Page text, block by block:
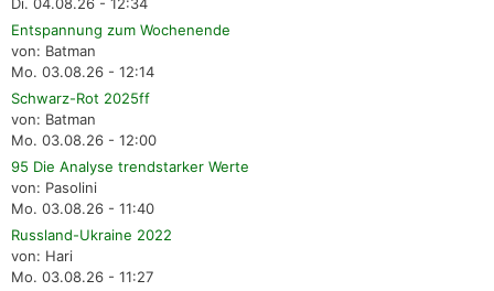
Di. 04.08.26 - 12:34
Entspannung zum Wochenende
von: Batman
Mo. 03.08.26 - 12:14
Schwarz-Rot 2025ff
von: Batman
Mo. 03.08.26 - 12:00
95 Die Analyse trendstarker Werte
von: Pasolini
Mo. 03.08.26 - 11:40
Russland-Ukraine 2022
von: Hari
Mo. 03.08.26 - 11:27